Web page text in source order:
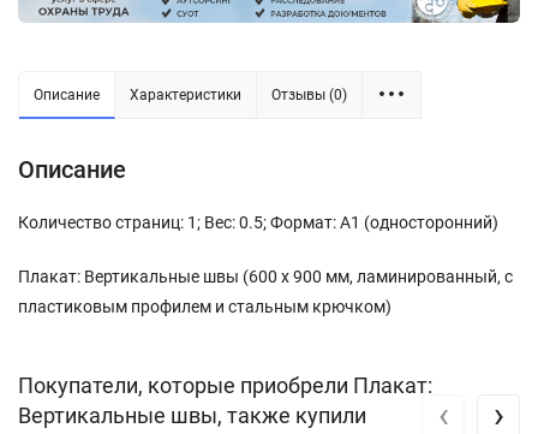
Описание Характеристики Отзывы (0)
Описание
Количество страниц: 1; Вес: 0.5; Формат: А1 (односторонний)
Плакат: Вертикальные швы (600 х 900 мм, ламинированный, с
пластиковым профилем и стальным крючком)
Покупатели, которые приобрели Плакат:
Вертикальные швы, также купили
‹ ›